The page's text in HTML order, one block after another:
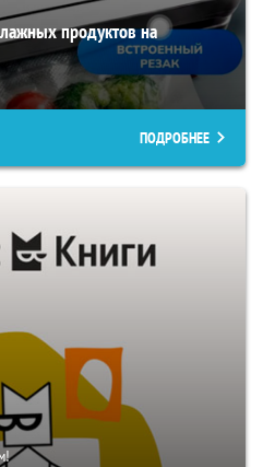
продуктов на
ПОДРОБНЕЕ